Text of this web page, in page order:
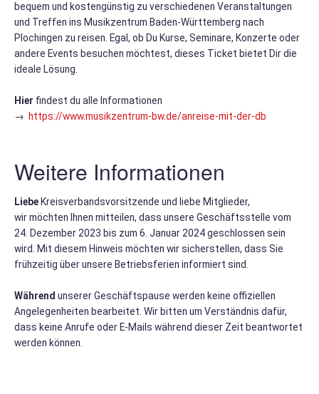
Termine
Bläserjugend
der
Vereine
News
Newsletter
bequem und kostengünstig zu verschiedenen Veranstaltungen
und Treffen ins Musikzentrum Baden-Württemberg nach
Plochingen zu reisen. Egal, ob Du Kurse, Seminare, Konzerte oder
andere Events besuchen möchtest, dieses Ticket bietet Dir die
ideale Lösung.
Hier findest du alle Informationen
→ https://www.musikzentrum-bw.de/anreise-mit-der-db
Weitere Informationen
Liebe Kreisverbandsvorsitzende und liebe Mitglieder,
wir möchten Ihnen mitteilen, dass unsere Geschäftsstelle vom
24. Dezember 2023 bis zum 6. Januar 2024 geschlossen sein
wird. Mit diesem Hinweis möchten wir sicherstellen, dass Sie
frühzeitig über unsere Betriebsferien informiert sind.
Während unserer Geschäftspause werden keine offiziellen
Angelegenheiten bearbeitet. Wir bitten um Verständnis dafür,
dass keine Anrufe oder E-Mails während dieser Zeit beantwortet
werden können.